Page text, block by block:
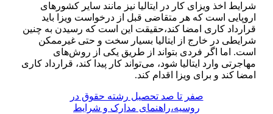
شرایط اخذ ویزای کار در ایتالیا نیز مانند سایر کشور‌های
اروپایی است که هر متقاضی قبل از درخواست ویزا باید
قرارداد کاری امضا کند،حقیقت این است که رسیدن به چنین
شرایطی در خارج از ایتالیا بسیار سخت و حتی غیرممکن
است. اما اگر فردی بتواند از طریق یکی از روش‌های
مهاجرتی وارد ایتالیا شود، می‌تواند کار پیدا کند، قرارداد کاری
امضا کند و برای ویزا اقدام کند.
صفر تا صد تحصیل رشته حقوق در
روسیه،راهنمای مدارک و شرایط